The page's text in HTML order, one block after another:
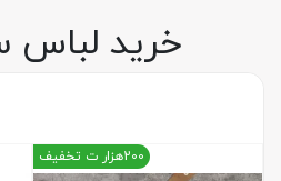
خرید
200هزار ت تخفیف